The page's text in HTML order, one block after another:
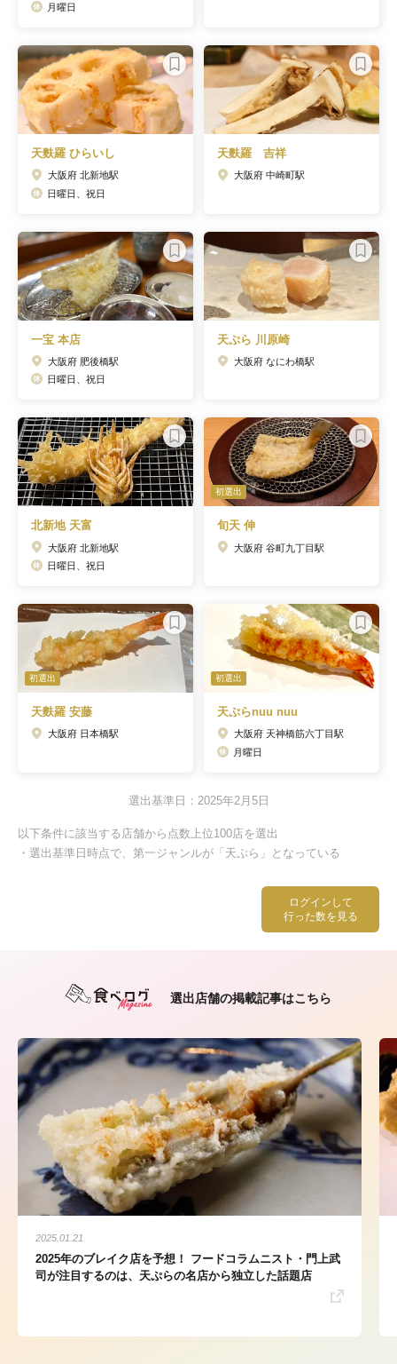
ログインして
行った数を見る
月曜日
天麩羅 ひらいし
大阪府 北新地駅
日曜日、祝日
天麩羅 吉祥
大阪府 中崎町駅
一宝 本店
大阪府 肥後橋駅
日曜日、祝日
天ぷら 川原崎
大阪府 なにわ橋駅
北新地 天富
大阪府 北新地駅
日曜日、祝日
初選出
旬天 伸
大阪府 谷町九丁目駅
初選出
天麩羅 安藤
大阪府 日本橋駅
初選出
天ぷらnuu nuu
大阪府 天神橋筋六丁目駅
月曜日
選出基準日：2025年2月5日
以下条件に該当する店舗から点数上位100店を選出
・選出基準日時点で、第一ジャンルが「天ぷら」となっている
選出店舗の掲載記事はこちら
2025.01.21
2025年のブレイク店を予想！ フードコラムニスト・門上武
司が注目するのは、天ぷらの名店から独立した話題店